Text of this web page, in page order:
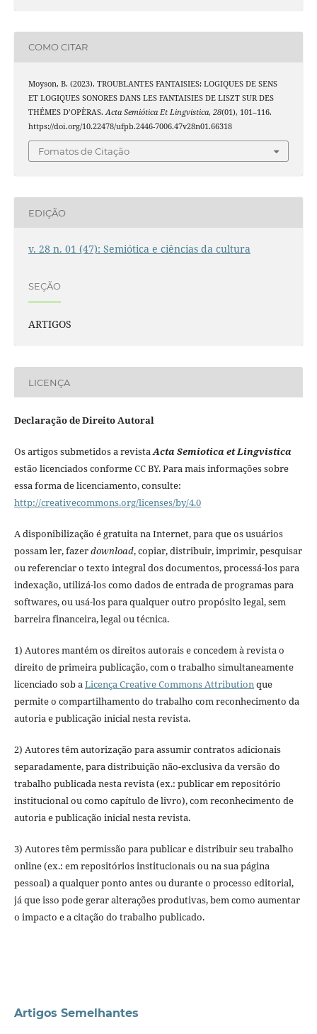
COMO CITAR
Moyson, B. (2023). TROUBLANTES FANTAISIES: LOGIQUES DE SENS
ET LOGIQUES SONORES DANS LES FANTAISIES DE LISZT SUR DES
THÉMES D’OPÈRAS. Acta Semiótica Et Lingvistica, 28(01), 101–116.
https://doi.org/10.22478/ufpb.2446-7006.47v28n01.66318
Fomatos de Citação
EDIÇÃO
v. 28 n. 01 (47): Semiótica e ciências da cultura
SEÇÃO
ARTIGOS
LICENÇA
Declaração de Direito Autoral
Os artigos submetidos a revistaActa Semiotica et Lingvistica
estão licenciados conforme CC BY. Para mais informações sobre
essa forma de licenciamento, consulte:
http://creativecommons.org/licenses/by/4.0
A disponibilização é gratuita na Internet, para que os usuários
possam ler, fazerdownload, copiar, distribuir, imprimir, pesquisar
ou referenciar o texto integral dos documentos, processá-los para
indexação, utilizá-los como dados de entrada de programas para
softwares, ou usá-los para qualquer outro propósito legal, sem
barreira financeira, legal ou técnica.
1) Autores mantém os direitos autorais e concedem à revista o
direito de primeira publicação, com o trabalho simultaneamente
licenciado sob aLicença Creative Commons Attributionque
permite o compartilhamento do trabalho com reconhecimento da
autoria e publicação inicial nesta revista.
2) Autores têm autorização para assumir contratos adicionais
separadamente, para distribuição não-exclusiva da versão do
trabalho publicada nesta revista (ex.: publicar em repositório
institucional ou como capítulo de livro), com reconhecimento de
autoria e publicação inicial nesta revista.
3) Autores têm permissão para publicar e distribuir seu trabalho
online (ex.: em repositórios institucionais ou na sua página
pessoal) a qualquer ponto antes ou durante o processo editorial,
já que isso pode gerar alterações produtivas, bem como aumentar
o impacto e a citação do trabalho publicado.
Artigos Semelhantes